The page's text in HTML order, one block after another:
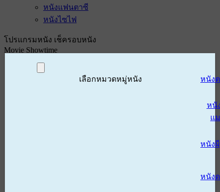
หนังแฟนตาซี
หนังไซไฟ
โปรแกรมหนัง เช็ครอบหนัง
Movie Showtime
เลือกหมวดหมู่หนัง หนัง
หนั
แ
หนังผี
หนัง